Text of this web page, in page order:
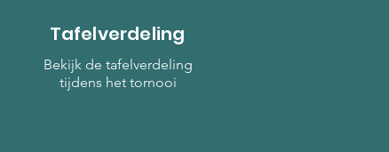
Tafelverdeling
Bekijk de tafelverdeling
tijdens het tornooi